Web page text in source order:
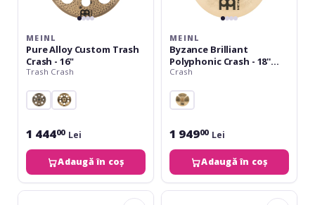
MEINL
Pure Alloy Custom Trash
Crash - 16"
Trash Crash
1 44400 Lei
Adaugă în coș
MEINL
Byzance Brilliant
Polyphonic Crash - 18''
LIMITED EDITION
Crash
1 94900 Lei
Adaugă în coș
Meinl
Meinl